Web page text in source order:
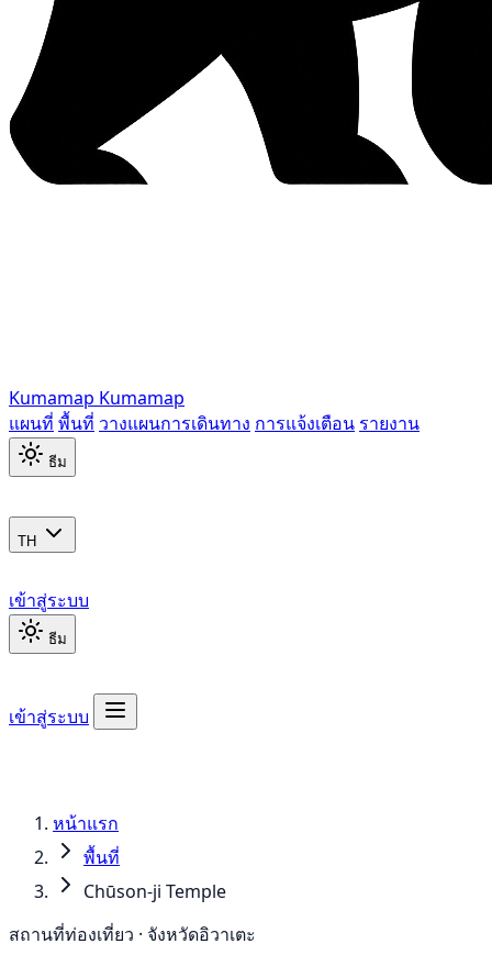
Kumamap Kumamap
แผนที่ พื้นที่ วางแผนการเดินทาง การแจ้งเตือน รายงาน
ธีม
TH
เข้าสู่ระบบ
ธีม
เข้าสู่ระบบ
หน้าแรก
พื้นที่
Chūson-ji Temple
สถานที่ท่องเที่ยว · จังหวัดอิวาเตะ